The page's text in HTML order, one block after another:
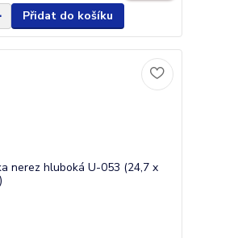
Přidat do košíku